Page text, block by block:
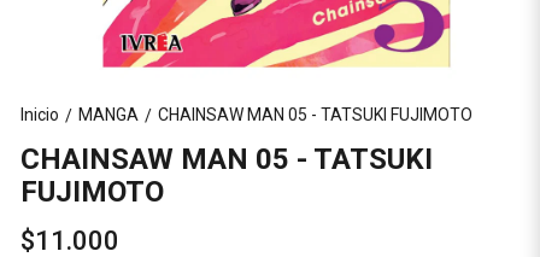
Inicio / MANGA / CHAINSAW MAN 05 - TATSUKI FUJIMOTO
CHAINSAW MAN 05 - TATSUKI
FUJIMOTO
$11.000